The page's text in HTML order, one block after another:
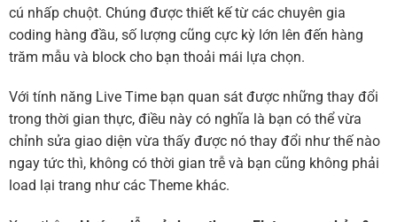
cú nhấp chuột. Chúng được thiết kế từ các chuyên gia
coding hàng đầu, số lượng cũng cực kỳ lớn lên đến hàng
trăm mẫu và block cho bạn thoải mái lựa chọn.
Với tính năng Live Time bạn quan sát được những thay đổi
trong thời gian thực, điều này có nghĩa là bạn có thể vừa
chỉnh sửa giao diện vừa thấy được nó thay đổi như thế nào
ngay tức thì, không có thời gian trễ và bạn cũng không phải
load lại trang như các Theme khác.